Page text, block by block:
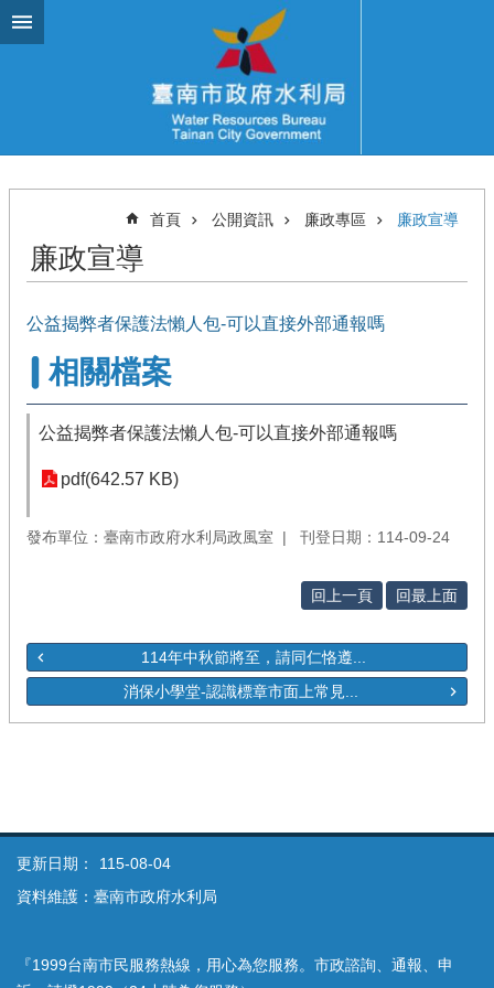
跳到主要內容區塊
首頁 公開資訊 廉政專區 廉政宣導
廉政宣導
公益揭弊者保護法懶人包-可以直接外部通報嗎
相關檔案
公益揭弊者保護法懶人包-可以直接外部通報嗎
pdf(642.57 KB)
發布單位：臺南市政府水利局政風室 刊登日期：114-09-24
回上一頁 回最上面
114年中秋節將至，請同仁恪遵...
消保小學堂-認識標章市面上常見...
更新日期：
115-08-04
資料維護：臺南市政府水利局
『1999台南市民服務熱線，用心為您服務。市政諮詢、通報、申